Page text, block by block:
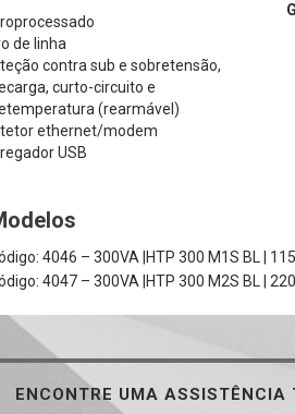
de linha
contra sub e sobretensão,
curto-circuito e
(rearmável)
ethernet/modem
USB
4046 – 300VA |HTP 300 M1S BL |
4047 – 300VA |HTP 300 M2S BL |
ENCONTRE UMA ASSISTÊNCIA